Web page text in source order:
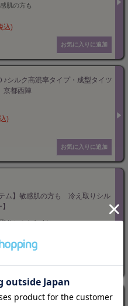
感肌の方も
込)
♪シルク高混率タイプ・成型タイツ
京都西陣
)
テム】敏感肌の方も 冷え取りシル
りシルクタイツ
)